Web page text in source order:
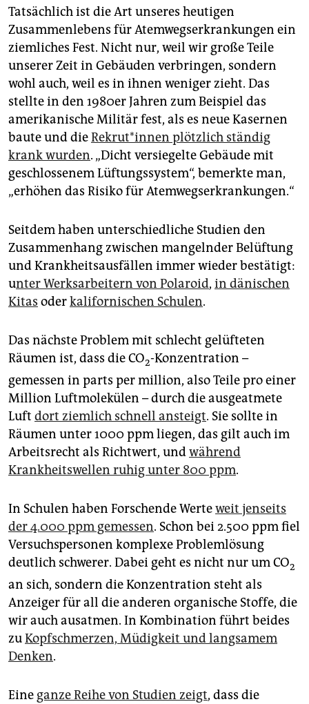
Tatsächlich ist die Art unseres heutigen
Zusammenlebens für Atemwegserkrankungen ein
ziemliches Fest. Nicht nur, weil wir große Teile
unserer Zeit in Gebäuden verbringen, sondern
wohl auch, weil es in ihnen weniger zieht. Das
stellte in den 1980er Jahren zum Beispiel das
amerikanische Militär fest, als es neue Kasernen
baute und dieRe­kru­t*in­nen plötzlich ständig
krank wurden. „Dicht versiegelte Gebäude mit
geschlossenem Lüftungssystem“, bemerkte man,
„erhöhen das Risiko für Atemwegserkrankungen.“
Seitdem haben unterschiedliche Studien den
Zusammenhang zwischen mangelnder Belüftung
und Krankheitsausfällen immer wieder bestätigt:
unter Werksarbeitern von Polaroid, in dänischen
Kitas oderkalifornischen Schulen.
Das nächste Problem mit schlecht gelüfteten
Räumen ist, dass die CO2-Konzentration –
gemessen in parts per million, also Teile pro einer
Million Luftmolekülen – durch die ausgeatmete
Luft dort ziemlich schnell ansteigt. Sie sollte in
Räumen unter 1000 ppm liegen, das gilt auch im
Arbeitsrecht als Richtwert, undwährend
Krankheitswellen ruhig unter 800 ppm.
In Schulen haben Forschende Werteweit jenseits
der 4.000 ppm gemessen. Schon bei 2.500 ppm fiel
Versuchspersonen komplexe Problemlösung
deutlich schwerer. Dabei geht es nicht nur um CO2
an sich, sondern die Konzentration steht als
Anzeiger für all die anderen organische Stoffe, die
wir auch ausatmen. In Kombination führt beides
zuKopfschmerzen, Müdigkeit und langsamem
Denken.
Eine ganze Reihe von Studien zeigt, dass die